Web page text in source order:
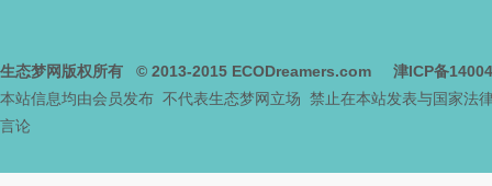
生态梦网版权所有 © 2013-2015 ECODreamers.com
津ICP备
本站信息均由会员发布 不代表生态梦网立场 禁止在本站发表与国家法
言论